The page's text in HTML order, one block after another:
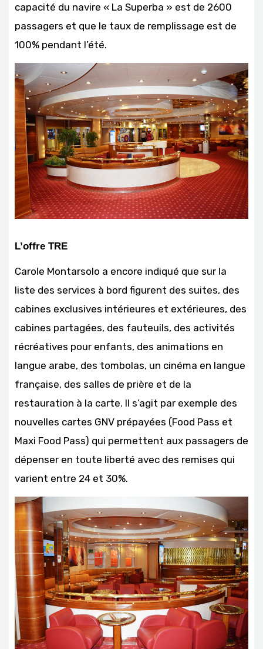
capacité du navire « La Superba » est de 2600
passagers et que le taux de remplissage est de
100% pendant l’été.
L’offre TRE
Carole Montarsolo a encore indiqué que sur la
liste des services à bord figurent des suites, des
cabines exclusives intérieures et extérieures, des
cabines partagées, des fauteuils, des activités
récréatives pour enfants, des animations en
langue arabe, des tombolas, un cinéma en langue
française, des salles de prière et de la
restauration à la carte. Il s’agit par exemple des
nouvelles cartes GNV prépayées (Food Pass et
Maxi Food Pass) qui permettent aux passagers de
dépenser en toute liberté avec des remises qui
varient entre 24 et 30%.